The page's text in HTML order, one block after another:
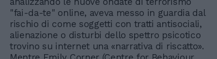
"fai-da-te" online, aveva messo in guardia dal
rischio di come soggetti con tratti antisociali,
alienazione o disturbi dello spettro psicotico
trovino su internet una «narrativa di riscatto».